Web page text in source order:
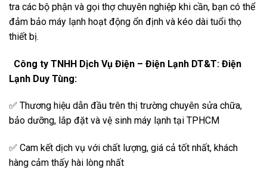
tra các bộ phận và gọi thợ chuyên nghiệp khi cần, bạn có thể
đảm bảo máy lạnh hoạt động ổn định và kéo dài tuổi thọ
thiết bị.
Công ty TNHH Dịch Vụ Điện – Điện Lạnh DT&T: Điện
Lạnh Duy Tùng:
✅ Thương hiệu dẫn đầu trên thị trường chuyên sửa chữa,
bảo dưỡng, lắp đặt và vệ sinh máy lạnh tại TPHCM
✅ Cam kết dịch vụ với chất lượng, giá cả tốt nhất, khách
hàng cảm thấy hài lòng nhất